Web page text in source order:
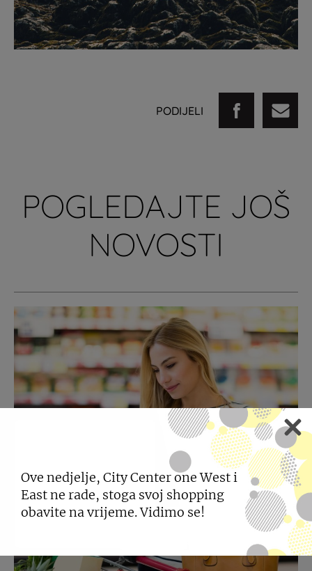
PODIJELI
POGLEDAJTE JOŠ
NOVOSTI
Ove nedjelje, City Center one West i
East ne rade, stoga svoj shopping
obavite na vrijeme. Vidimo se!